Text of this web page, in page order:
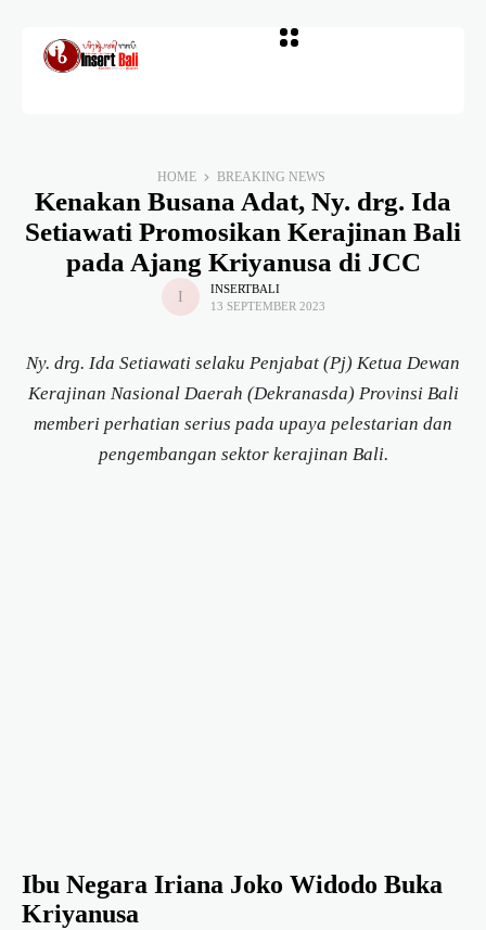
HOME BREAKING NEWS
Kenakan Busana Adat, Ny. drg. Ida
Setiawati Promosikan Kerajinan Bali
pada Ajang Kriyanusa di JCC
INSERTBALI
13 SEPTEMBER 2023
Ny. drg. Ida Setiawati selaku Penjabat (Pj) Ketua Dewan
Kerajinan Nasional Daerah (Dekranasda) Provinsi Bali
memberi perhatian serius pada upaya pelestarian dan
pengembangan sektor kerajinan Bali.
Ibu Negara Iriana Joko Widodo Buka
Kriyanusa